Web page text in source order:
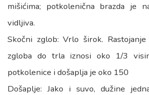
mišićima; potkolenična brazda je
vidljiva.
Skočni zglob: Vrlo širok.
zgloba do trla iznosi oko 1/3
potkolenice i došaplja je oko 150
Došaplje: Jako i suvo, dužine